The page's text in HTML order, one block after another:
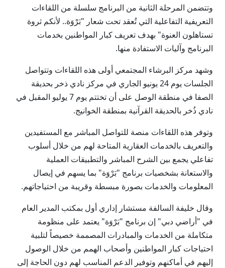
وتتضمن المرحلة الثانية من البرنامج سلسلة من اللقاءات
التعريفية التفاعلية التي تُعقد تحت شعار "بَرْوَة.. لأنكم ثروة
تستاهلون العنوة" بهدف تعريف كبار المواطنين بخدمات
البرنامج وآليات الاستفادة منها.
وشهد مركز البرشاء المجتمعي أولى هذه اللقاءات وتتواصل
الجلسات يوم 24 يونيو الجاري في مركز نادي ذخر بحديقة
الصفا في منطقة الوصل على أن تختتم يوم 7 يوليو المقبل في
نادي ذُخر بالحديقة القرآنية بمنطقة الخوانيج.
وتوفر هذه اللقاءات منصة للتواصل المباشر مع المستفيدين
والتعريف بالخدمات العقارية المتاحة لهم من خلال أسلوب
تفاعلي يجمع بين الشرح المباشر والتطبيقات العملية
والاستعانة بشخصيات برنامج "بَرْوَة" بما يسهم في إيصال
المعلومات والخدمات بصورة مبسطة وقريبة من احتياجاتهم.
وقال خليفة السالفة مستشار إداري أول بمكتب المدير العام
في "أراضي دبي" إن برنامج "بَرْوَة" يعتمد على منظومة
متكاملة من الخدمات والمبادرات المصممة خصيصاً لتلبية
احتياجات كبار المواطنين وأصحاب الهمم من خلال الوصول
إليهم في أماكنهم وتوفير الدعم المناسب لهم دون الحاجة إلى